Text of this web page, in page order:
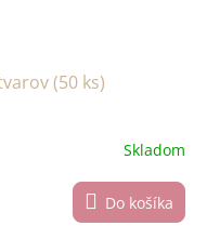
(50 ks)
Skladom
Do košíka